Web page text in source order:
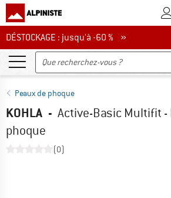
DÉSTOCKAGE : jusqu'à -60 %
DÉSTOCKAGE : jusqu'à -60 % »
Peaux de phoque
KOHLA - Active-Basic Multifit -
phoque
(0)